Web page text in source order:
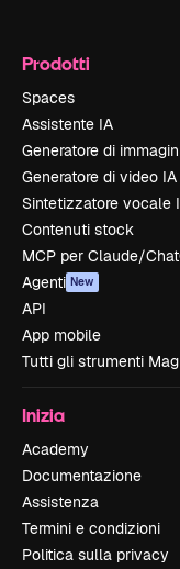
Prodotti
Spaces
Assistente IA
Generatore di
Generatore di video IA
Sintetizzatore vocale
Contenuti stock
MCP per Claude/
Agenti New
API
App mobile
Tutti gli strumenti
Inizia
Academy
Documentazione
Assistenza
Termini e condizioni
Politica sulla privacy